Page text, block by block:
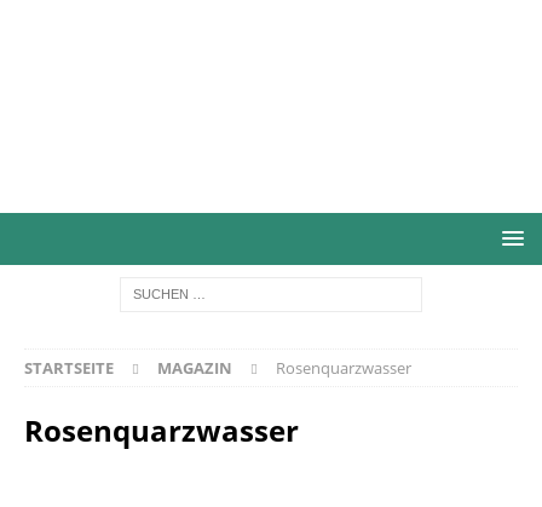
STARTSEITE MAGAZIN Rosenquarzwasser
Rosenquarzwasser